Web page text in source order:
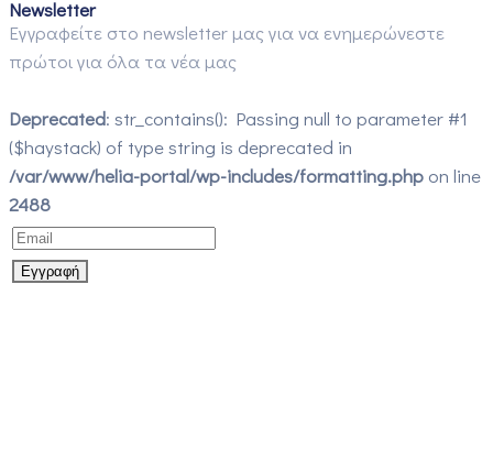
Newsletter
Εγγραφείτε στο newsletter μας για να ενημερώνεστε
πρώτοι για όλα τα νέα μας
Deprecated: str_contains(): Passing null to parameter #1
($haystack) of type string is deprecated in
/var/www/helia-portal/wp-includes/formatting.php on line
2488